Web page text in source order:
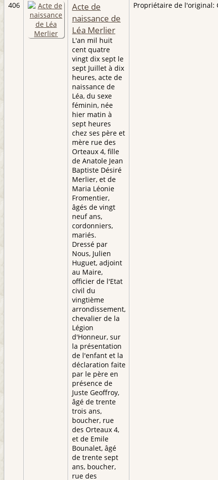
406
Acte de
naissance de
Léa Merlier
L'an mil huit
cent quatre
vingt dix sept le
sept Juillet à dix
heures, acte de
naissance de
Léa, du sexe
féminin, née
hier matin à
sept heures
chez ses père et
mère rue des
Orteaux 4, fille
de Anatole Jean
Baptiste Désiré
Merlier, et de
Maria Léonie
Fromentier,
âgés de vingt
neuf ans,
cordonniers,
mariés.
Dressé par
Nous, Julien
Huguet, adjoint
au Maire,
officier de l'Etat
civil du
vingtième
arrondissement,
chevalier de la
Légion
d'Honneur, sur
la présentation
de l'enfant et la
déclaration faite
par le père en
présence de
Juste Geoffroy,
âgé de trente
trois ans,
boucher, rue
des Orteaux 4,
et de Emile
Bounalet, âgé
de trente sept
ans, boucher,
rue des
Propriétaire de l'original: